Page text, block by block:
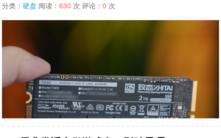
分类：硬盘 阅读：630 次 评论：0 次